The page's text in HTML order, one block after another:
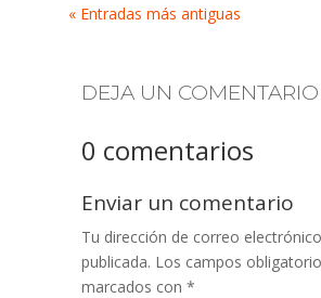
« Entradas más antiguas
DEJA UN COMENTARIO
0 comentarios
Enviar un comentario
Tu dirección de correo
publicada. Los campos
marcados con *